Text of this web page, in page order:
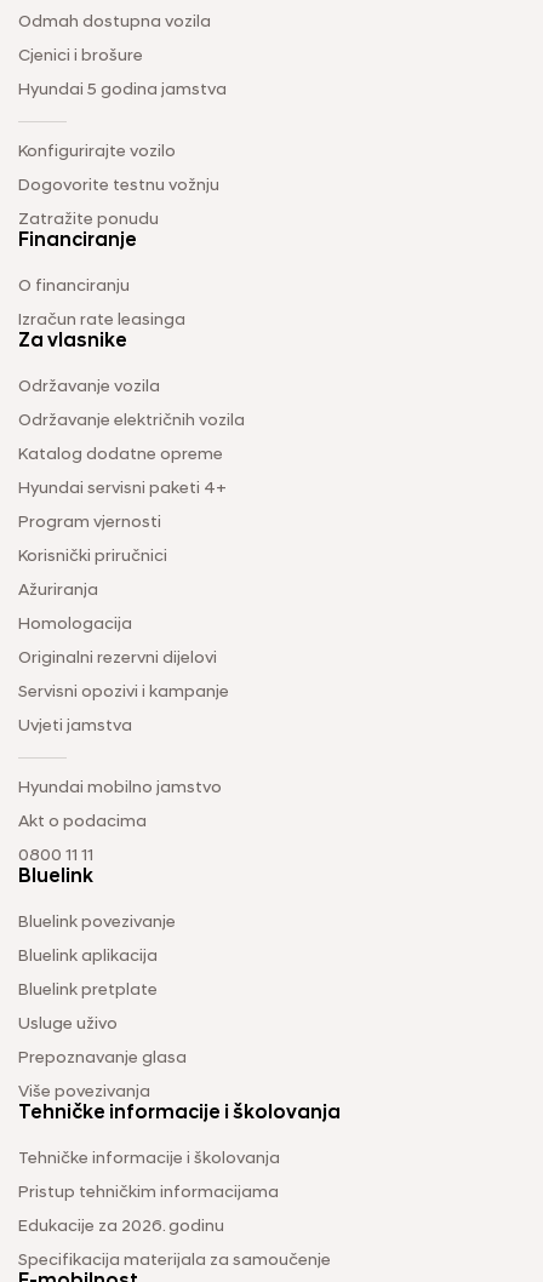
Odmah dostupna vozila
Cjenici i brošure
Hyundai 5 godina jamstva
Konfigurirajte vozilo
Dogovorite testnu vožnju
Zatražite ponudu
Financiranje
O financiranju
Izračun rate leasinga
Za vlasnike
Održavanje vozila
Održavanje električnih vozila
Katalog dodatne opreme
Hyundai servisni paketi 4+
Program vjernosti
Korisnički priručnici
Ažuriranja
Homologacija
Originalni rezervni dijelovi
Servisni opozivi i kampanje
Uvjeti jamstva
Hyundai mobilno jamstvo
Akt o podacima
0800 11 11
Bluelink
Bluelink povezivanje
Bluelink aplikacija
Bluelink pretplate
Usluge uživo
Prepoznavanje glasa
Više povezivanja
Tehničke informacije i školovanja
Tehničke informacije i školovanja
Pristup tehničkim informacijama
Edukacije za 2026. godinu
Specifikacija materijala za samoučenje